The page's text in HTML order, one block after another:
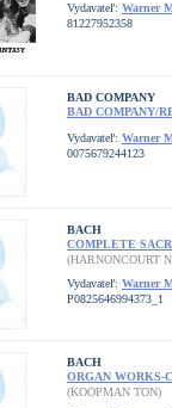
Vydavateľ: Warner
81227952358
BAD COMPANY
BAD COMPANY/
Vydavateľ: Warner
0075679244123
BACH
COMPLETE
(HARNONCOURT
Vydavateľ: Warner
P0825646994373_1
BACH
ORGAN WORKS-
(KOOPMAN TON)